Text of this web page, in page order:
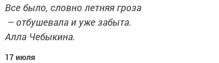
Все было, словно летняя гроза
– отбушевала и уже забыта.
Алла Чебыкина.
17 июля